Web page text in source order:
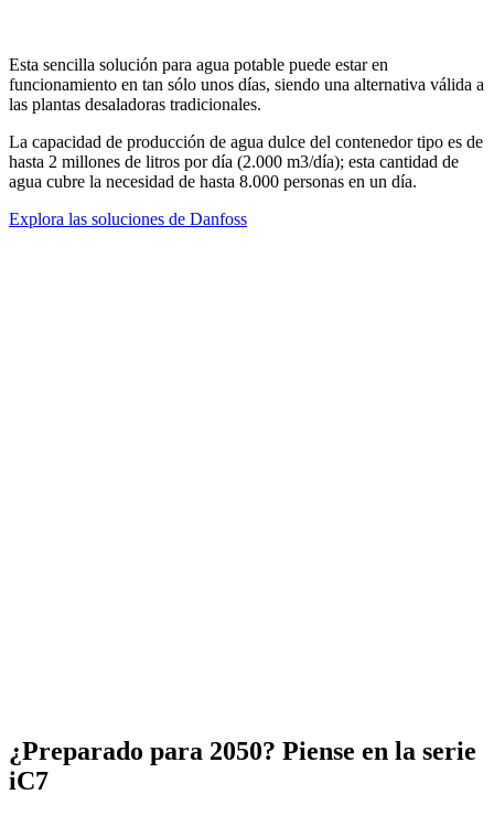
Esta sencilla solución para agua potable puede estar en
funcionamiento en tan sólo unos días, siendo una alternativa válida a
las plantas desaladoras tradicionales.
La capacidad de producción de agua dulce del contenedor tipo es de
hasta 2 millones de litros por día (2.000 m3/día); esta cantidad de
agua cubre la necesidad de hasta 8.000 personas en un día.
Explora las soluciones de Danfoss
¿Preparado para 2050? Piense en la serie
iC7